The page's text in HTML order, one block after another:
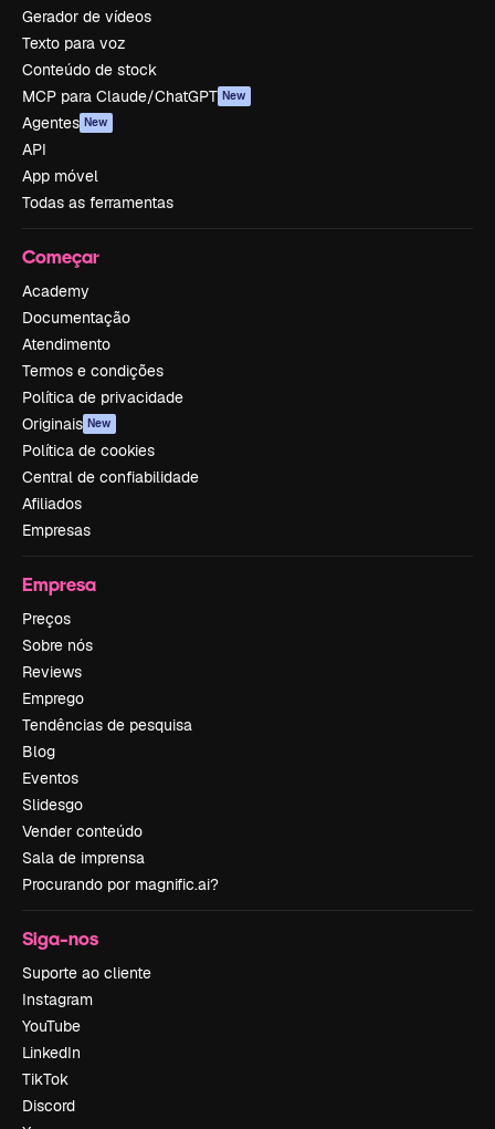
Gerador de vídeos
Texto para voz
Conteúdo de stock
MCP para Claude/ChatGPT New
Agentes New
API
App móvel
Todas as ferramentas
Começar
Academy
Documentação
Atendimento
Termos e condições
Política de privacidade
Originais New
Política de cookies
Central de confiabilidade
Afiliados
Empresas
Empresa
Preços
Sobre nós
Reviews
Emprego
Tendências de pesquisa
Blog
Eventos
Slidesgo
Vender conteúdo
Sala de imprensa
Procurando por magnific.ai?
Siga-nos
Suporte ao cliente
Instagram
YouTube
LinkedIn
TikTok
Discord